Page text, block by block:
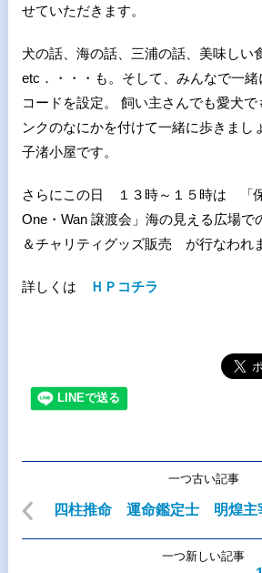
せていただきます。
犬の話、海の話、三浦の話、美味しい
etc．・・・も。そして、みんなで一
コードを設定。 飼い主さんでも愛犬
ンクのなにかを付けて一緒に歩きま
子渚小屋です。
さらにこの日 １３時～１５時は 「
One・Wan 譲渡会」海の見える広場
＆チャリティグッズ販売 が行なわれ
詳しくは ＨＰコチラ
一つ古い記事
四柱推命 運命鑑定士 明煌主
一つ新しい記事